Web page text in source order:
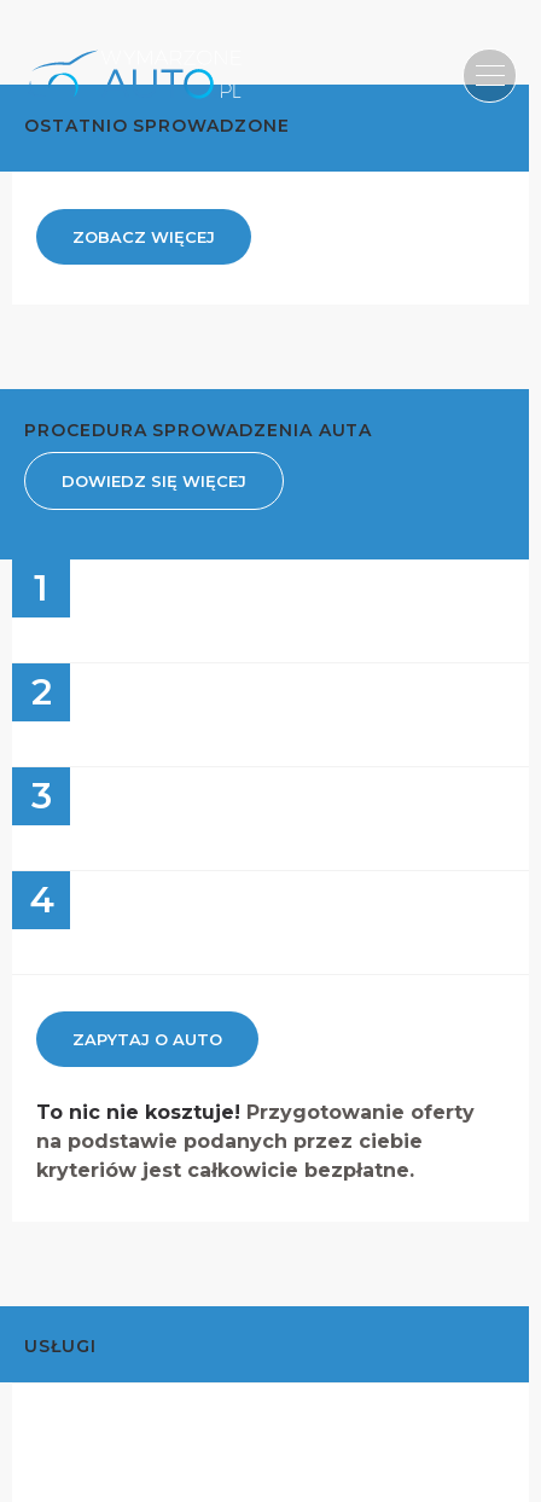
OSTATNIO SPROWADZONE
ZOBACZ WIĘCEJ
PROCEDURA SPROWADZENIA AUTA
DOWIEDZ SIĘ WIĘCEJ
1
2
3
4
ZAPYTAJ O AUTO
To nic nie kosztuje! Przygotowanie oferty
na podstawie podanych przez ciebie
kryteriów jest całkowicie bezpłatne.
USŁUGI